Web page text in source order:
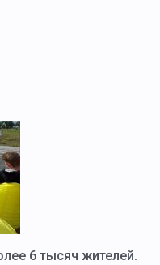
6 тысяч жителей.